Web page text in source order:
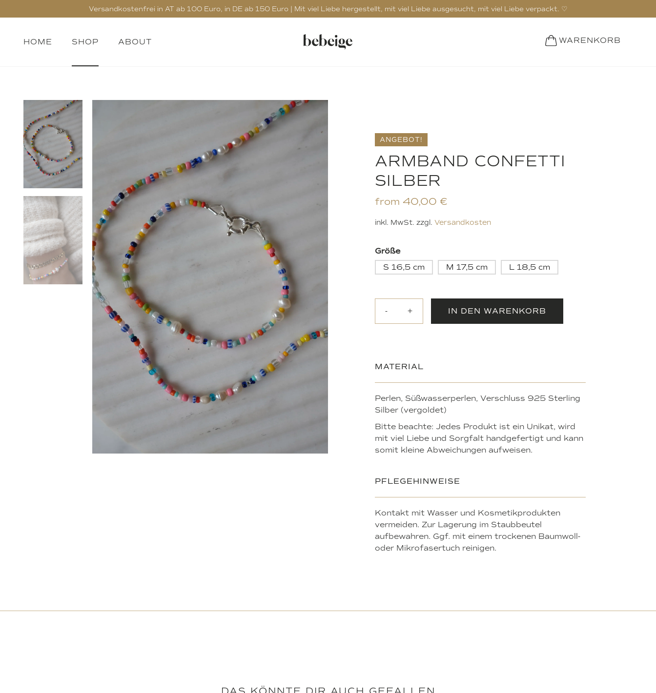
Versandkostenfrei in AT ab 100 Euro, in DE ab 150 Euro | Mit viel Liebe hergestellt, mit viel Liebe ausgesucht, mit viel Liebe verpackt. ♡
HOME SHOP ABOUT WARENKORB
ANGEBOT!
ARMBAND CONFETTI
SILBER
from 40,00 €
inkl. MwSt. zzgl. Versandkosten
Größe
S 16,5 cm
M 17,5 cm L 18,5 cm
- + IN DEN WARENKORB
MATERIAL
Perlen, Süßwasserperlen, Verschluss 925 Sterling
Silber (vergoldet)
Bitte beachte: Jedes Produkt ist ein Unikat, wird
mit viel Liebe und Sorgfalt handgefertigt und kann
somit kleine Abweichungen aufweisen.
PFLEGEHINWEISE
Kontakt mit Wasser und Kosmetikprodukten
vermeiden. Zur Lagerung im Staubbeutel
aufbewahren. Ggf. mit einem trockenen Baumwoll-
oder Mikrofasertuch reinigen.